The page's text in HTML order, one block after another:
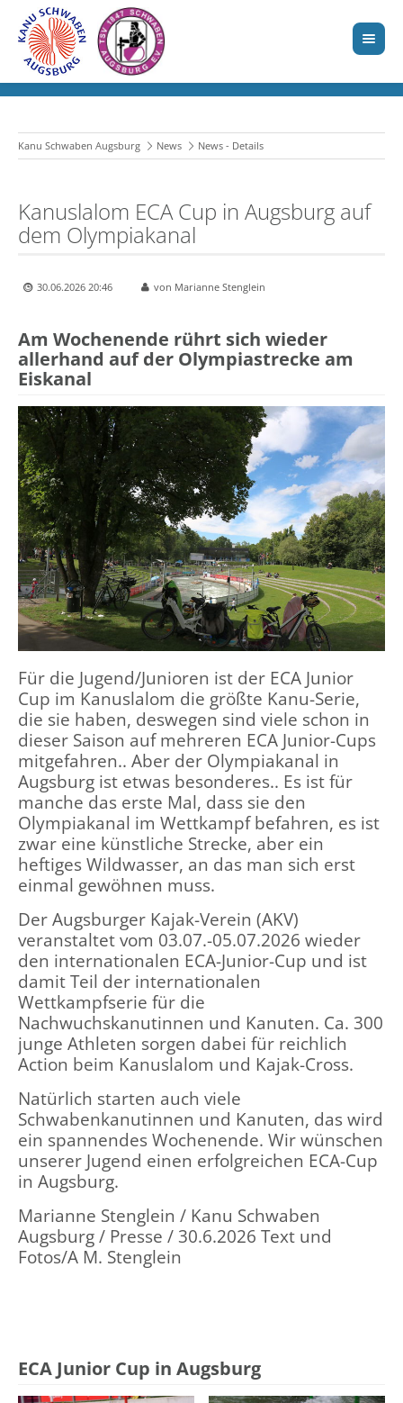
Kanu Schwaben Augsburg News News - Details
Kanuslalom ECA Cup in Augsburg auf
dem Olympiakanal
30.06.2026 20:46 von Marianne Stenglein
Am Wochenende rührt sich wieder
allerhand auf der Olympiastrecke am
Eiskanal
Für die Jugend/Junioren ist der ECA Junior
Cup im Kanuslalom die größte Kanu-Serie,
die sie haben, deswegen sind viele schon in
dieser Saison auf mehreren ECA Junior-Cups
mitgefahren.. Aber der Olympiakanal in
Augsburg ist etwas besonderes.. Es ist für
manche das erste Mal, dass sie den
Olympiakanal im Wettkampf befahren, es ist
zwar eine künstliche Strecke, aber ein
heftiges Wildwasser, an das man sich erst
einmal gewöhnen muss.
Der Augsburger Kajak-Verein (AKV)
veranstaltet vom 03.07.-05.07.2026 wieder
den internationalen ECA-Junior-Cup und ist
damit Teil der internationalen
Wettkampfserie für die
Nachwuchskanutinnen und Kanuten. Ca. 300
junge Athleten sorgen dabei für reichlich
Action beim Kanuslalom und Kajak-Cross.
Natürlich starten auch viele
Schwabenkanutinnen und Kanuten, das wird
ein spannendes Wochenende. Wir wünschen
unserer Jugend einen erfolgreichen ECA-Cup
in Augsburg.
Marianne Stenglein / Kanu Schwaben
Augsburg / Presse / 30.6.2026 Text und
Fotos/A M. Stenglein
ECA Junior Cup in Augsburg